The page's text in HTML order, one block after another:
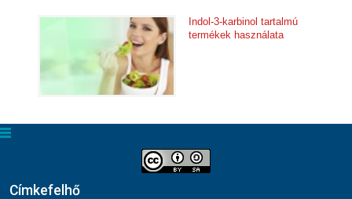
Indol-3-karbinol tartalmú
termékek használata
Címkefelhő